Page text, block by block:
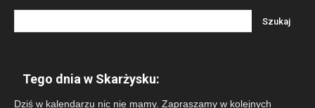
Tego dnia w Skarżysku:
Dziś w kalendarzu nic nie mamy. Zapraszamy w kolejnych